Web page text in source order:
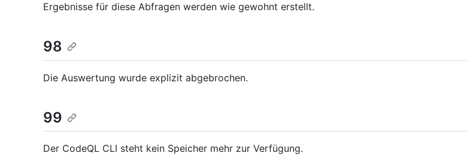
Ergebnisse für diese Abfragen werden wie gewohnt erstellt.
98
Die Auswertung wurde explizit abgebrochen.
99
Der CodeQL CLI steht kein Speicher mehr zur Verfügung.